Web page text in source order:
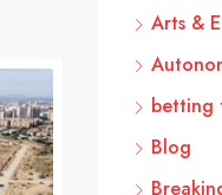
Arts &
betting
Blog